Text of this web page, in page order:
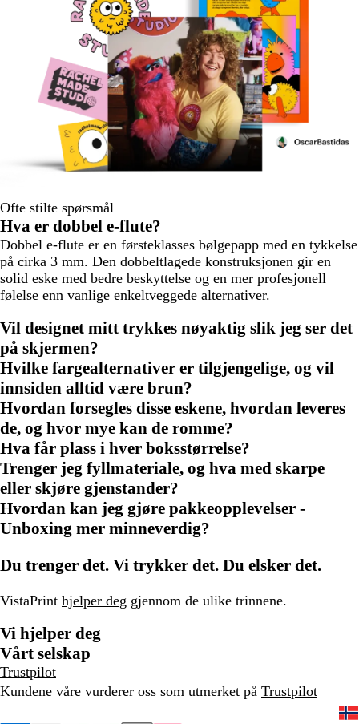
Ofte stilte spørsmål
Hva er dobbel e-flute?
Dobbel e-flute er en førsteklasses bølgepapp med en tykkelse
på cirka 3 mm. Den dobbeltlagede konstruksjonen gir en
solid eske med bedre beskyttelse og en mer profesjonell
følelse enn vanlige enkeltveggede alternativer.
Vil designet mitt trykkes nøyaktig slik jeg ser det
på skjermen?
Hvilke fargealternativer er tilgjengelige, og vil
innsiden alltid være brun?
Hvordan forsegles disse eskene, hvordan leveres
de, og hvor mye kan de romme?
Hva får plass i hver boksstørrelse?
Trenger jeg fyllmateriale, og hva med skarpe
eller skjøre gjenstander?
Hvordan kan jeg gjøre pakkeopplevelser -
Unboxing mer minneverdig?
Du trenger det. Vi trykker det. Du elsker det.
VistaPrint hjelper deg gjennom de ulike trinnene.
Vi hjelper deg
Vårt selskap
Trustpilot
Kundene våre vurderer oss som utmerket på Trustpilot